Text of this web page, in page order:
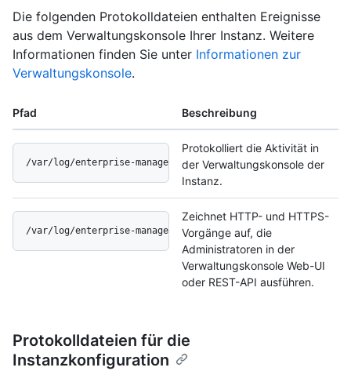
Die folgenden Protokolldateien enthalten Ereignisse
aus dem Verwaltungskonsole Ihrer Instanz. Weitere
Informationen finden Sie unter Informationen zur
Verwaltungskonsole.
Pfad Beschreibung
/var/log/enterprise-manage/audit.log
Protokolliert die Aktivität in
der Verwaltungskonsole der
Instanz.
/var/log/enterprise-manage/unicorn.log
Zeichnet HTTP- und HTTPS-
Vorgänge auf, die
Administratoren in der
Verwaltungskonsole Web-UI
oder REST-API ausführen.
Protokolldateien für die
Instanzkonfiguration